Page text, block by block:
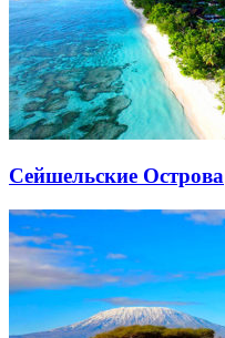
Сейшельские Острова